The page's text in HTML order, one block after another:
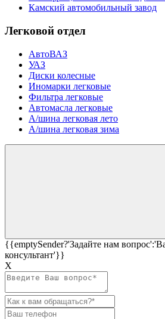
Камский автомобильный завод
Легковой отдел
АвтоВАЗ
УАЗ
Диски колесные
Иномарки легковые
Фильтра легковые
Автомасла легковые
А/шина легковая лето
А/шина легковая зима
{{emptySender?'Задайте нам
консультант'}}
Х